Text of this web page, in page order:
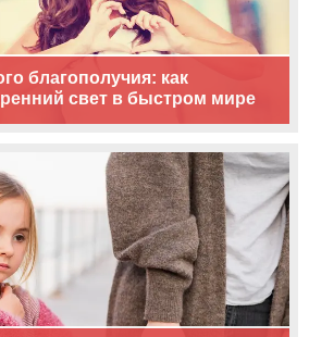
благополучия: как
свет в быстром мире